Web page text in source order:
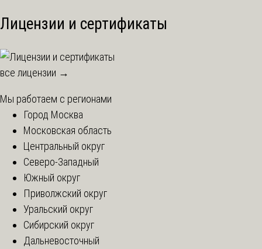
Лицензии и сертификаты
все лицензии →
Мы работаем с регионами
Город Москва
Московская область
Центральный округ
Северо-Западный
Южный округ
Приволжский округ
Уральский округ
Сибирский округ
Дальневосточный